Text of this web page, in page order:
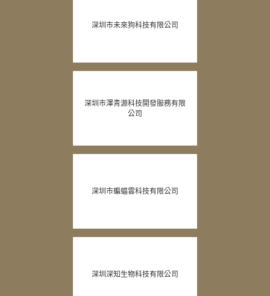
深圳市未來狗科技有限公司
深圳市澤青源科技開發服務有限
公司
深圳市蝙蝠雲科技有限公司
深圳深知生物科技有限公司